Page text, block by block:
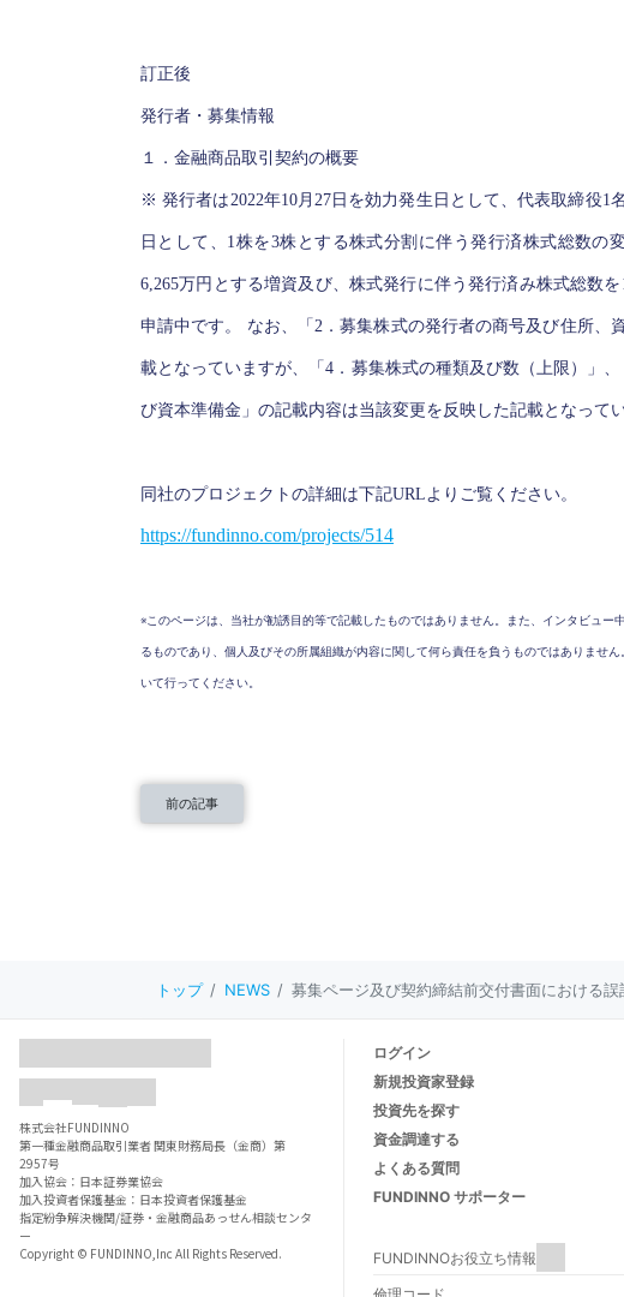
訂正後
発行者・募集情報
１．金融商品取引契約の概要
※ 発行者は2022年10月27日を効力発生日として、代表取締役1
日として、1株を3株とする株式分割に伴う発行済株式総数の
6,265万円とする増資及び、株式発行に伴う発行済み株式総数
申請中です。 なお、「2．募集株式の発行者の商号及び住所、
載となっていますが、「4．募集株式の種類及び数（上限）」
び資本準備金」の記載内容は当該変更を反映した記載となってい
同社のプロジェクトの詳細は下記URLよりご覧ください。
https://fundinno.com/projects/514
※このページは、当社が勧誘目的等で記載したものではありません。また、インタビュ
るものであり、個人及びその所属組織が内容に関して何ら責任を負うものではありませ
いて行ってください。
前の記事
トップ NEWS 募集ページ及び契約締結前交付書面における
株式会社FUNDINNO
第一種金融商品取引業者 関東財務局長（金商）第
2957号
加入協会：日本証券業協会
加入投資者保護基金：日本投資者保護基金
指定紛争解決機関/証券・金融商品あっせん相談センタ
ー
Copyright © FUNDINNO,Inc All Rights Reserved.
ログイン
新規投資家登録
投資先を探す
資金調達する
よくある質問
FUNDINNO サポーター
FUNDINNOお役立ち情報
FUNDINNOとは